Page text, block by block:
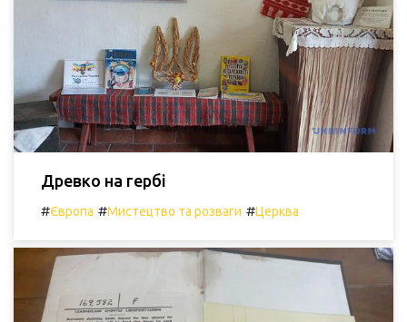
Древко на гербі
#Європа #Мистецтво та розваги #Церква